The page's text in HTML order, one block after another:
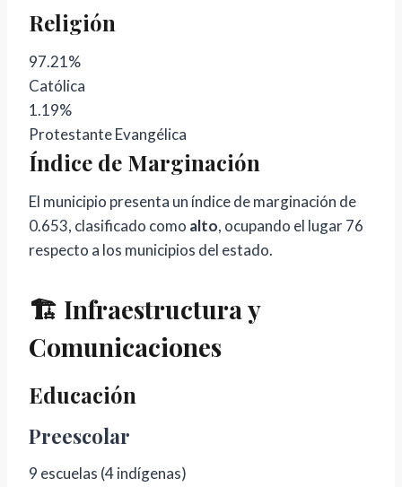
Religión
97.21%
Católica
1.19%
Protestante Evangélica
Índice de Marginación
El municipio presenta un índice de marginación de
0.653, clasificado como alto, ocupando el lugar 76
respecto a los municipios del estado.
🏗️ Infraestructura y
Comunicaciones
Educación
Preescolar
9 escuelas (4 indígenas)